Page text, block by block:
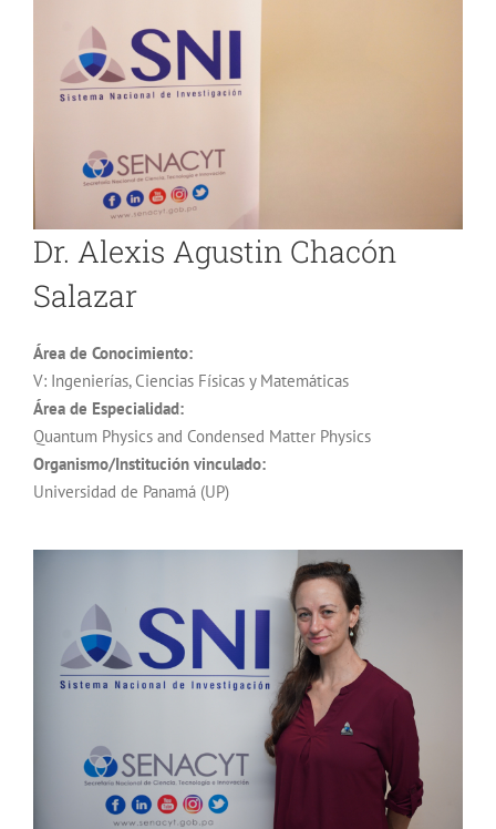
Dr. Alexis Agustin Chacón
Salazar
Área de Conocimiento:
V: Ingenierías, Ciencias Físicas y Matemáticas
Área de Especialidad:
Quantum Physics and Condensed Matter Physics
Organismo/Institución vinculado:
Universidad de Panamá (UP)